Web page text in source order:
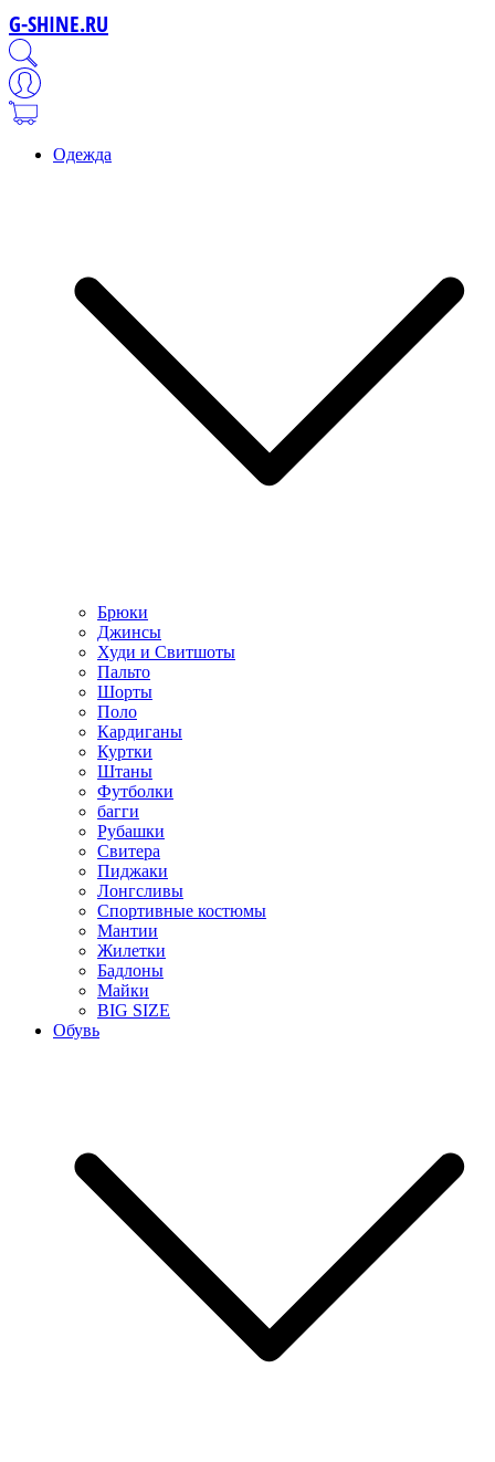
G-SHINE.RU
Одежда
Брюки
Джинсы
Худи и Свитшоты
Пальто
Шорты
Поло
Кардиганы
Куртки
Штаны
Футболки
багги
Рубашки
Свитера
Пиджаки
Лонгсливы
Спортивные костюмы
Мантии
Жилетки
Бадлоны
Майки
BIG SIZE
Обувь